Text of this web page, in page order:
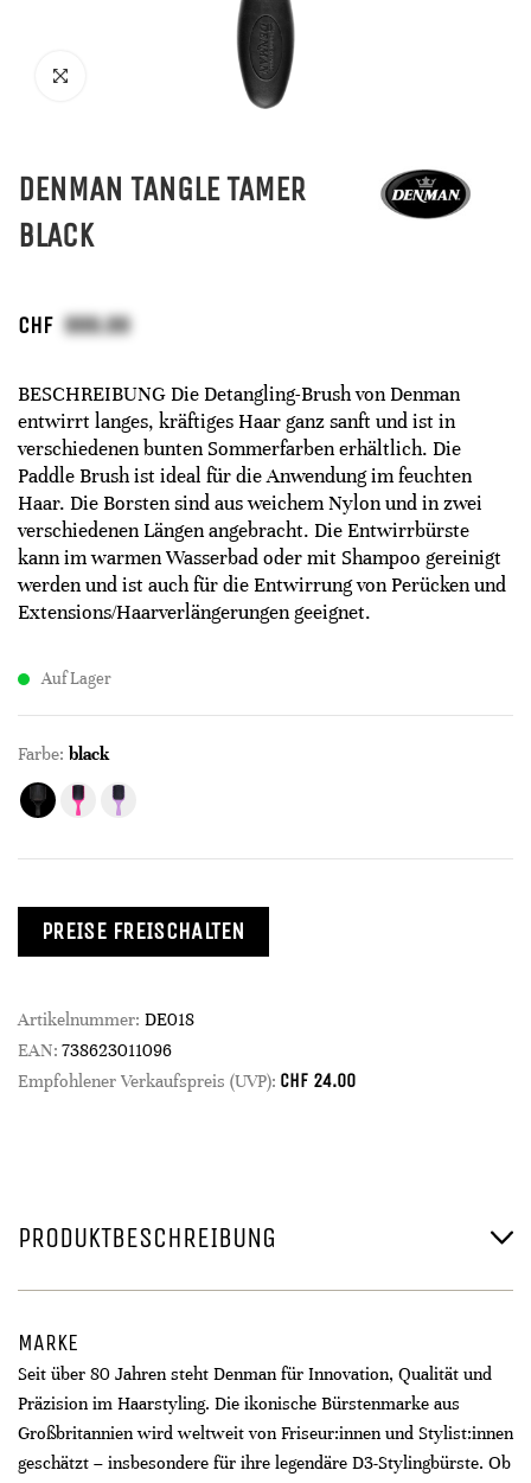
DENMAN TANGLE TAMER
BLACK
CHF
BESCHREIBUNG Die Detangling-Brush von Denman
entwirrt langes, kräftiges Haar ganz sanft und ist in
verschiedenen bunten Sommerfarben erhältlich. Die
Paddle Brush ist ideal für die Anwendung im feuchten
Haar. Die Borsten sind aus weichem Nylon und in zwei
verschiedenen Längen angebracht. Die Entwirrbürste
kann im warmen Wasserbad oder mit Shampoo gereinigt
werden und ist auch für die Entwirrung von Perücken und
Extensions/Haarverlängerungen geeignet.
Auf Lager
Farbe: black
PREISE FREISCHALTEN
Artikelnummer: DE018
EAN: 738623011096
Empfohlener Verkaufspreis (UVP): CHF 24.00
PRODUKTBESCHREIBUNG
MARKE
Seit über 80 Jahren steht Denman für Innovation, Qualität und
Präzision im Haarstyling. Die ikonische Bürstenmarke aus
Großbritannien wird weltweit von Friseur:innen und Stylist:innen
geschätzt – insbesondere für ihre legendäre D3-Stylingbürste. Ob